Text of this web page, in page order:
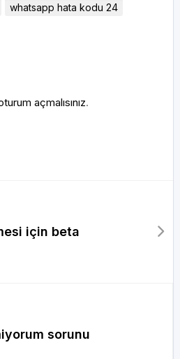
whatsapp hata kodu 24
açmalısınız.
için beta
sorunu